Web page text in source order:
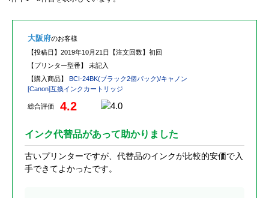
大阪府のお客様
【投稿日】 2019年10月21日 【注文回数】 初回
【プリンター型番】 未記入
【購入商品】 BCI-24BK(ブラック2個パック)/キャノン
[Canon]互換インクカートリッジ
総合評価 4.2
インク代替品があって助かりました
古いプリンターですが、代替品のインクが比較的安価で入
手できてよかったです。